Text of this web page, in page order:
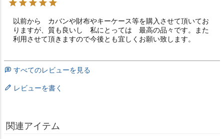
以前から　カバンや財布やキーケース等を購入させて頂いてお
りますが、質も良いし　私にとっては　最高の品々です。また
利用させて頂きますので今後とも宜しくお願い致します。
すべてのレビューを見る
レビューを書く
関連アイテム